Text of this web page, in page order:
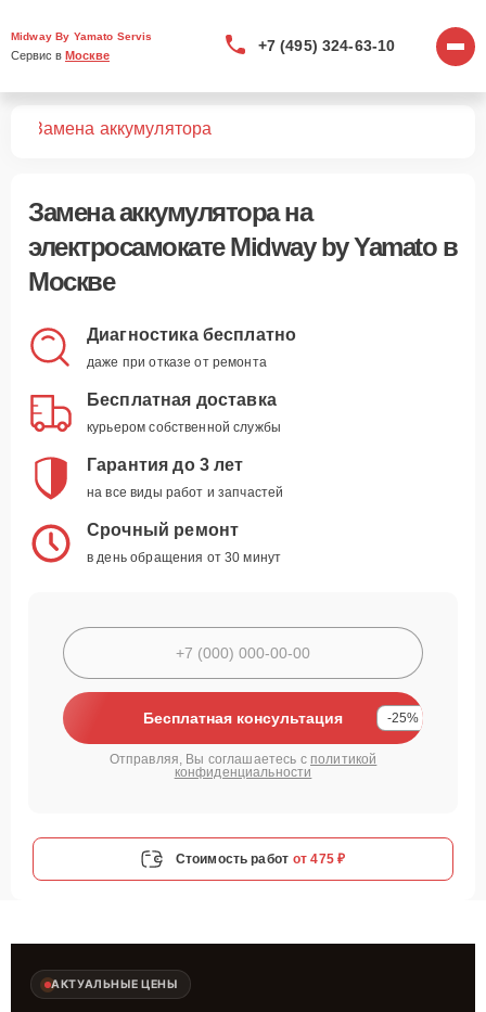
Midway By Yamato Servis
Сервис в Москве
+7 (495) 324-63-10
Замена аккумулятора
Замена аккумуляторана
электросамокате Midway by Yamato в
Москве
Диагностика бесплатно
даже при отказе от ремонта
Бесплатная доставка
курьером собственной службы
Гарантия до 3 лет
на все виды работ и запчастей
Срочный ремонт
в день обращения от 30 минут
Бесплатная консультация -25%
Отправляя, Вы соглашаетесь с политикой
конфиденциальности
Стоимость работ от 475 ₽
АКТУАЛЬНЫЕ ЦЕНЫ